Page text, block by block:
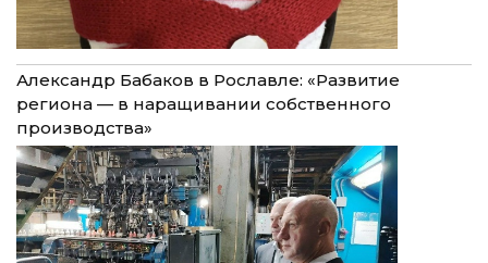
Александр Бабаков в Рославле: «Развитие
региона — в наращивании собственного
производства»